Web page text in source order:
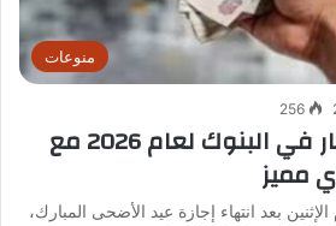
منوعات
256
أعلى شهادات ادخار في البنوك لعام 2026 مع
مميز
بعد انتهاء إجازة عيد الأضحى المبارك،